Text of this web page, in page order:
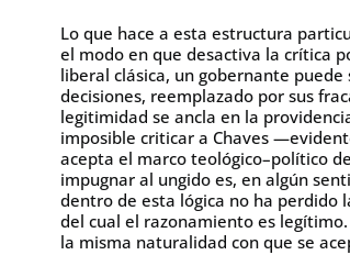
Lo que hace a esta estructura
el modo en que desactiva la crítica
liberal clásica, un gobernante
decisiones, reemplazado por sus
legitimidad se ancla en la
imposible criticar a Chaves
acepta el marco teológico–político
impugnar al ungido es, en algún
dentro de esta lógica no ha perdido
del cual el razonamiento es
la misma naturalidad con que se